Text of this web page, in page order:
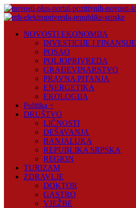
Skip
to
Plus
NOVOSTI EKONOMIJA
INVESTICIJE I FINANSIJE
POSAO
POLJOPRIVREDA
GRAĐEVINARSTVO
PRAVNA PITANJA
ENERGETIKA
EKOLOGIJA
Politika +
DRUŠTVO
LIČNOSTI
DEŠAVANJA
BANJALUKA
REPUBLIKA SRPSKA
REGION
TURIZAM
ZDRAVLJE
DOKTOR
GASTRO
VJEŽBE